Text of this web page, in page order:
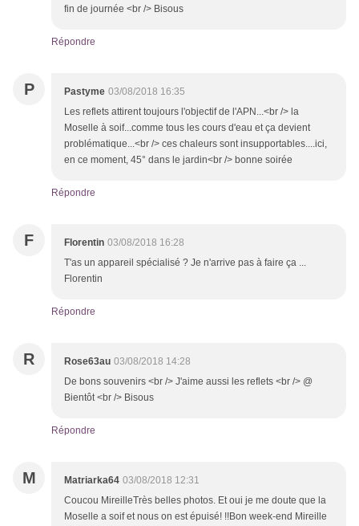
fin de journée <br /> Bisous
Répondre
P Pastyme 03/08/2018 16:35
Les reflets attirent toujours l'objectif de l'APN...<br /> la
Moselle à soif...comme tous les cours d'eau et ça devient
problématique...<br /> ces chaleurs sont insupportables....ici,
en ce moment, 45° dans le jardin<br /> bonne soirée
Répondre
F Florentin 03/08/2018 16:28
T'as un appareil spécialisé ? Je n'arrive pas à faire ça ...
Florentin
Répondre
R Rose63au 03/08/2018 14:28
De bons souvenirs <br /> J'aime aussi les reflets <br /> @
Bientôt <br /> Bisous
Répondre
M Matriarka64 03/08/2018 12:31
Coucou MireilleTrès belles photos. Et oui je me doute que la
Moselle a soif et nous on est épuisé! !!Bon week-end Mireille